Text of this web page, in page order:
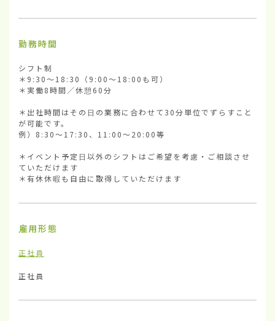
勤務時間
シフト制
＊9:30～18:30（9:00～18:00も可）
＊実働8時間／休憩60分
＊出社時間はその日の業務に合わせて30分単位でずらすこと
が可能です。
例）8:30～17:30、11:00～20:00等
＊イベント予定日以外のシフトはご希望を考慮・ご相談させ
ていただけます
＊有休休暇も自由に取得していただけます
雇用形態
正社員
正社員